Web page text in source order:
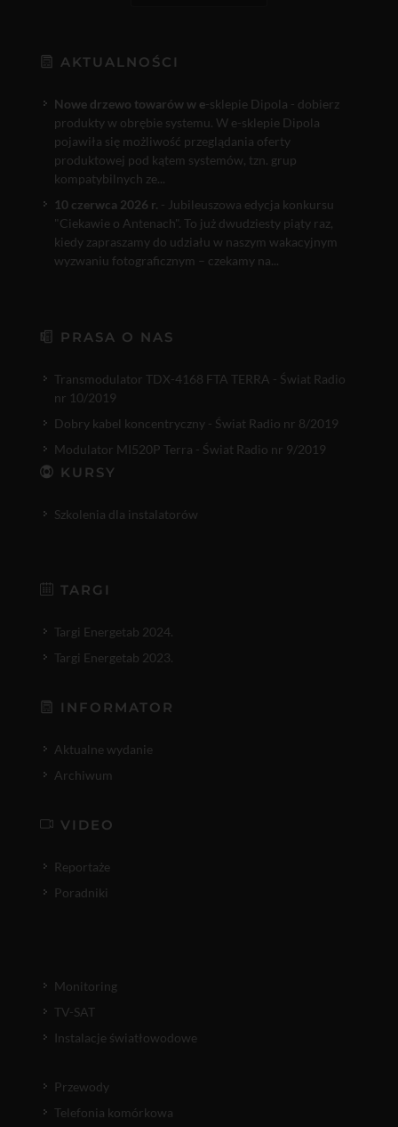
AKTUALNOŚCI
Nowe drzewo towarów w e-sklepie Dipola - dobierz
produkty w obrębie systemu. W e-sklepie Dipola
pojawiła się możliwość przeglądania oferty
produktowej pod kątem systemów, tzn. grup
kompatybilnych ze...
10 czerwca 2026 r. - Jubileuszowa edycja konkursu
"Ciekawie o Antenach". To już dwudziesty piąty raz,
kiedy zapraszamy do udziału w naszym wakacyjnym
wyzwaniu fotograficznym – czekamy na...
PRASA O NAS
Transmodulator TDX-4168 FTA TERRA - Świat Radio
nr 10/2019
Dobry kabel koncentryczny - Świat Radio nr 8/2019
Modulator MI520P Terra - Świat Radio nr 9/2019
KURSY
Szkolenia dla instalatorów
TARGI
Targi Energetab 2024.
Targi Energetab 2023.
INFORMATOR
Aktualne wydanie
Archiwum
VIDEO
Reportaże
Poradniki
Monitoring
TV-SAT
Instalacje światłowodowe
Przewody
Telefonia komórkowa